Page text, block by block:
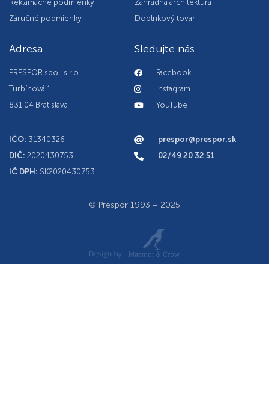
Reklamačné podmienky
Záručné podmienky
Záhradná architektúra
Doplnkový tovar
Adresa
PRESPOR spol. s r.o.
Turbínová 1
831 04 Bratislava
IČO: 31340326
DIČ: 2020430753
IČ DPH: SK2020430753
Sledujte nás
Facebook
Instagram
YouTube
prespor@prespor.sk
02/49 20 32 51
© Prespor 1993 – 2025